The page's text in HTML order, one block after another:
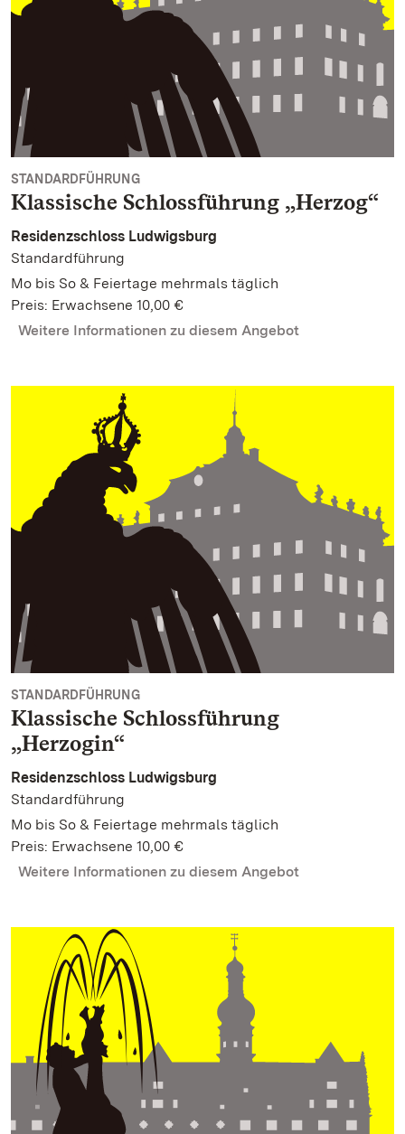
STANDARDFÜHRUNG
Klassische Schlossführung „Herzog“
Residenzschloss Ludwigsburg
Standardführung
Mo bis So & Feiertage mehrmals täglich
Preis: Erwachsene 10,00 €
Weitere Informationen zu diesem Angebot
STANDARDFÜHRUNG
Klassische Schlossführung
„Herzogin“
Residenzschloss Ludwigsburg
Standardführung
Mo bis So & Feiertage mehrmals täglich
Preis: Erwachsene 10,00 €
Weitere Informationen zu diesem Angebot